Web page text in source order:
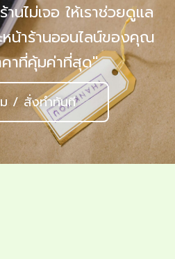
ไม่เจอ ให้เราช่วยดูแล
น้าร้านออนไลน์ของคุณ
คาที่คุ้มค่าที่สุด"
/ สั่งทำทันที